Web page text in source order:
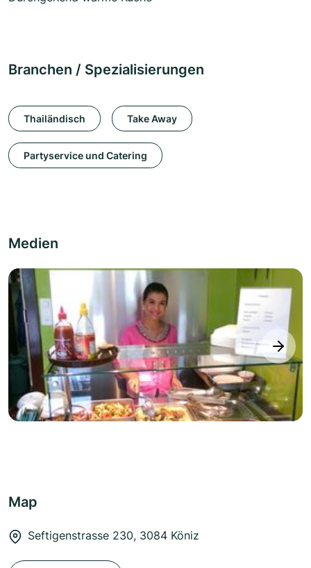
Branchen / Spezialisierungen
Thailändisch Take Away
Partyservice und Catering
Medien
next
Map
Seftigenstrasse 230, 3084 Köniz